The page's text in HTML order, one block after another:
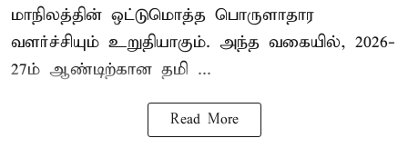
மாநிலத்தின் ஒட்டுமொத்த பொருளாதார
வளர்ச்சியும் உறுதியாகும். அந்த வகையில், 2026-
27ம் ஆண்டிற்கான தமி ...
Read More